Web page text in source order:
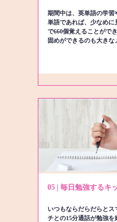
期間中は、英単語の学習
単語であれば、少なめに
で660個覚えることがで
固めができるのも大きな
05 | 毎日勉強するキ
いつもならだらだらとス
チとの15分通話が勉強